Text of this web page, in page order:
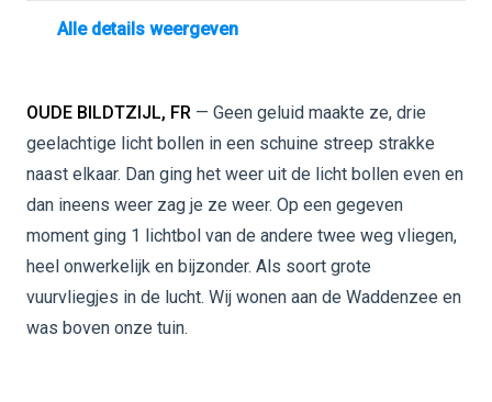
Alle details weergeven
OUDE BILDTZIJL, FR — Geen geluid maakte ze, drie
geelachtige licht bollen in een schuine streep strakke
naast elkaar. Dan ging het weer uit de licht bollen even en
dan ineens weer zag je ze weer. Op een gegeven
moment ging 1 lichtbol van de andere twee weg vliegen,
heel onwerkelijk en bijzonder. Als soort grote
vuurvliegjes in de lucht. Wij wonen aan de Waddenzee en
was boven onze tuin.